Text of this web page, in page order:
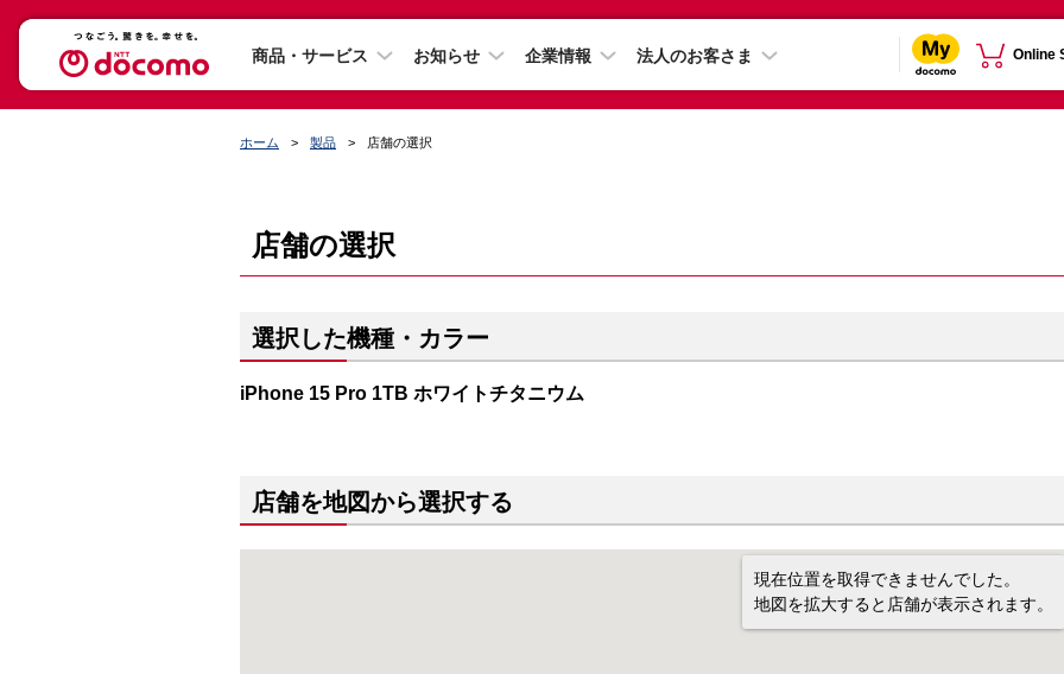
商品・サービス お知らせ 企業情報 法人のお客さま Online
ホーム 製品 店舗の選択
店舗の選択
選択した機種・カラー
iPhone 15 Pro 1TB ホワイトチタニウム
店舗を地図から選択する
現在位置を取得できませんでした。
地図を拡大すると店舗が表示されます。